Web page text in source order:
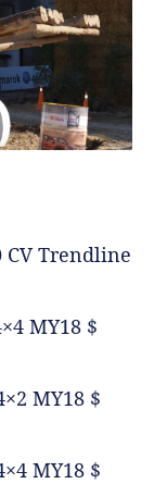
CV Trendline
MY18 $
MY18 $
MY18 $